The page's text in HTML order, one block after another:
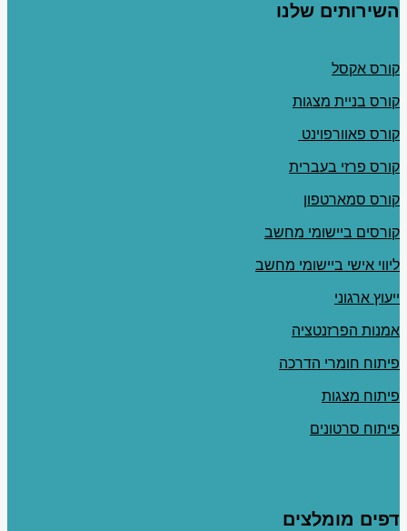
השירותים שלנו
קורס אקסל
קורס בניית מצגות
קורס פאוורפוינט
קורס פרזי בעברית
קורס סמארטפון
קורסים ביישומי מחשב
ליווי אישי ביישומי מחשב
ייעוץ ארגוני
אמנות הפרזנטציה
פיתוח חומרי הדרכה
פיתוח מצגות
פיתוח סרטונים
דפים מומלצים